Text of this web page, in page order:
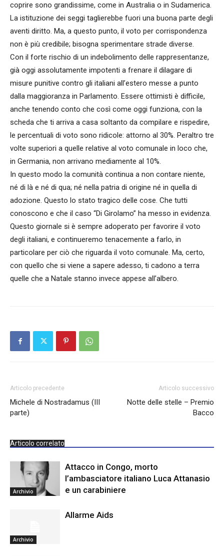
coprire sono grandissime, come in Australia o in Sudamerica.
La istituzione dei seggi taglierebbe fuori una buona parte degli
aventi diritto. Ma, a questo punto, il voto per corrispondenza
non è più credibile; bisogna sperimentare strade diverse.
Con il forte rischio di un indebolimento delle rappresentanze,
già oggi assolutamente impotenti a frenare il dilagare di
misure punitive contro gli italiani all’estero messe a punto
dalla maggioranza in Parlamento. Essere ottimisti è difficile,
anche tenendo conto che così come oggi funziona, con la
scheda che ti arriva a casa soltanto da compilare e rispedire,
le percentuali di voto sono ridicole: attorno al 30%. Peraltro tre
volte superiori a quelle relative al voto comunale in loco che,
in Germania, non arrivano mediamente al 10%.
In questo modo la comunità continua a non contare niente,
né di là e né di qua; né nella patria di origine né in quella di
adozione. Questo lo stato tragico delle cose. Che tutti
conoscono e che il caso “Di Girolamo” ha messo in evidenza.
Questo giornale si è sempre adoperato per favorire il voto
degli italiani, e continueremo tenacemente a farlo, in
particolare per ciò che riguarda il voto comunale. Ma, certo,
con quello che si viene a sapere adesso, ti cadono a terra
quelle che a Natale stanno invece appese all’albero.
Articolo precedente
Michele di Nostradamus (III
parte)
Articolo successivo
Notte delle stelle – Premio
Bacco
Articolo correlato
Archivio
Attacco in Congo, morto
l’ambasciatore italiano Luca Attanasio
e un carabiniere
Archivio
Allarme Aids